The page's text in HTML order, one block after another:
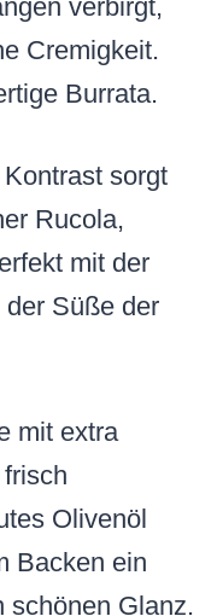
verbirgt,
Cremigkeit.
Burrata.
sorgt
Rucola,
mit der
Süße der
mit extra
Olivenöl
Backen ein
schönen Glanz.